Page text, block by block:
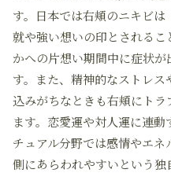
す。日本では右頬のニキビ
就や強い想いの印とされる
かへの片想い期間中に症状
す。また、精神的なストレ
込みがちなときも右頬にト
ます。恋愛運や対人運に連
チュアル分野では感情やエ
側にあらわれやすいという独